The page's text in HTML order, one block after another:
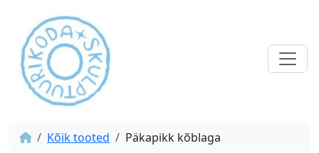
Kõik tooted Päkapikk kõblaga